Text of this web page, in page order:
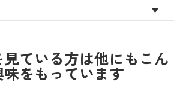
ている方は他にもこん
をもっています